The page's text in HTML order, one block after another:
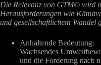
Die Relevanz von GTM© wird
Herausforderungen wie
und gesellschaftlichem Wandel
Anhaltende Bedeutung:
Wachsendes
und die Forderung nach